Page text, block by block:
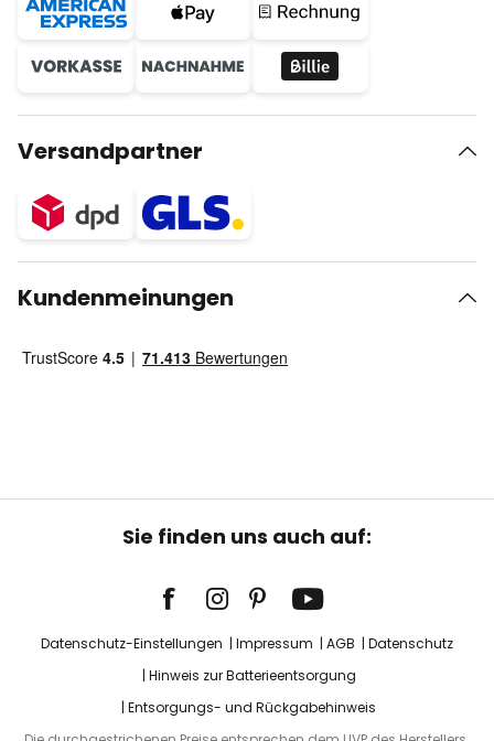
Versandpartner
Kundenmeinungen
Sie finden uns auch auf:
Datenschutz-Einstellungen Impressum AGB
Datenschutz
Hinweis zur Batterieentsorgung
Entsorgungs- und Rückgabehinweis